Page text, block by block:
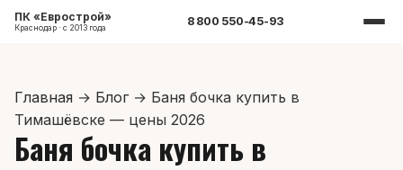
ПК «Еврострой»
Краснодар · с 2013 года 8 800 550-45-93
Главная → Блог→ Баня бочка купить в
Тимашёвске — цены 2026
Баня бочка купить в